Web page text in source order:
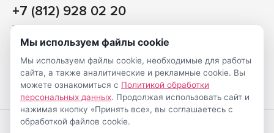
+7 (812) 928 02 20
Наш магазин
Санкт-Петербург, ул. Ворошилова, д. 2, Литер «Р» (БЦ
«Сигнал»), 3 этаж, пом. 2
На карте
Мы используем файлы cookie
Мы используем файлы cookie, необходимые для работы
сайта, а также аналитические и рекламные cookie. Вы
можете ознакомиться с Политикой обработки
персональных данных. Продолжая использовать сайт и
нажимая кнопку «Принять все», вы соглашаетесь с
обработкой файлов cookie.